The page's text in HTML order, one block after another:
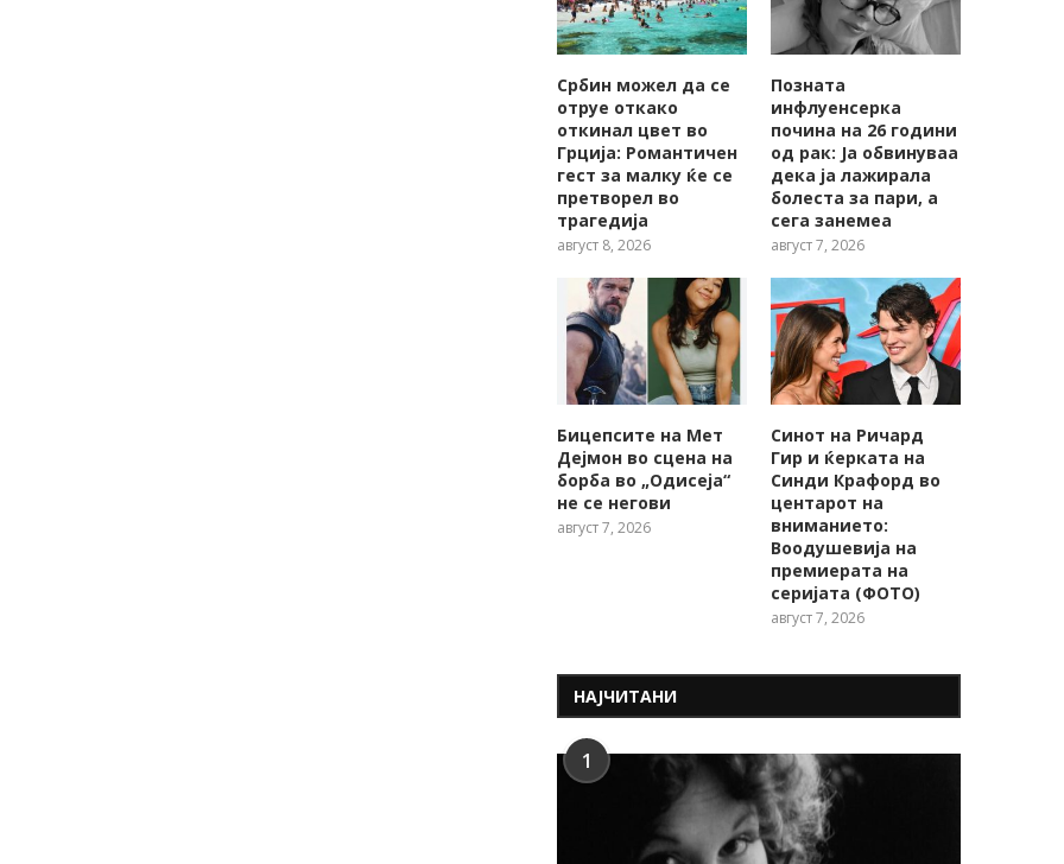
Србин можел да се
отруе откако
откинал цвет во
Грција: Романтичен
гест за малку ќе се
претворел во
трагедија
август 8, 2026
Позната
инфлуенсерка
почина на 26 години
од рак: Ја обвинуваа
дека ја лажирала
болеста за пари, а
сега занемеа
август 7, 2026
Бицепсите на Мет
Дејмон во сцена на
борба во „Одисеја“
не се негови
август 7, 2026
Синот на Ричард
Гир и ќерката на
Синди Крафорд во
центарот на
вниманието:
Воодушевија на
премиерата на
серијата (ФОТО)
август 7, 2026
НАЈЧИТАНИ
1